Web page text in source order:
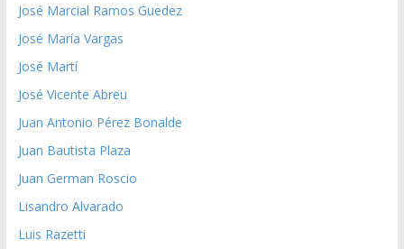
José Marcial Ramos Guedez
José María Vargas
José Martí
José Vicente Abreu
Juan Antonio Pérez Bonalde
Juan Bautista Plaza
Juan German Roscio
Lisandro Alvarado
Luis Razetti